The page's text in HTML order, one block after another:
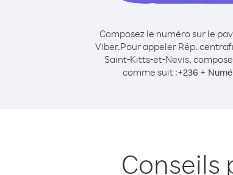
Composez le numéro sur le
Viber.Pour appeler Rép.
Saint-Kitts-et-Nevis,
comme suit :+236 +